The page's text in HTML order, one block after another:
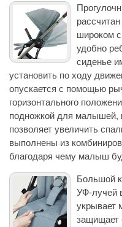
широком
удобно
сиденье
установить по ходу
опускается с помощью
горизонтального
подножкой для малышей,
позволяет увеличить
выполнены из
благодаря чему малыш
Большой
УФ-лучей
укрывает
защищает